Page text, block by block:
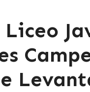
Liceo